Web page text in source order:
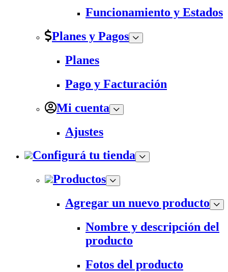
Funcionamiento y Estados
Planes y Pagos
Planes
Pago y Facturación
Mi cuenta
Ajustes
Configurá tu tienda
Productos
Agregar un nuevo producto
Nombre y descripción del
producto
Fotos del producto